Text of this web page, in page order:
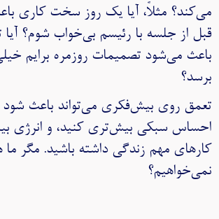
می‌کند؟ مثلاً، آیا یک روز سخت کاری
قبل از جلسه با رئیسم بی‌خواب شوم؟ آیا
باعث می‌شود تصمیمات روزمره برایم
برسد؟
تعمق روی بیش‌فکری می‌تواند باعث شود
احساس سبکی بیش‌تری کنید، و انرژی
کارهای مهم زندگی داشته باشید. مگر ما
نمی‌خواهیم؟